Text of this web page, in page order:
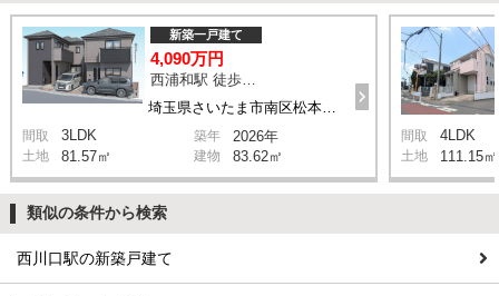
埼玉県さいたま市南区松本1丁目
新築一戸建て
4,090万円
西浦和駅 徒歩14分
間取 3LDK 築年 2026年
土地 81.57㎡ 建物 83.62㎡
間取 4LDK
土地 111.15㎡
類似の条件から検索
西川口駅の新築戸建て